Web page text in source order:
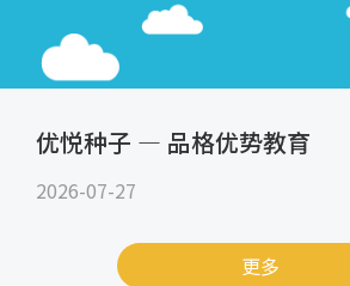
优悦种子 — 品格优势教育
2026-07-27
更多